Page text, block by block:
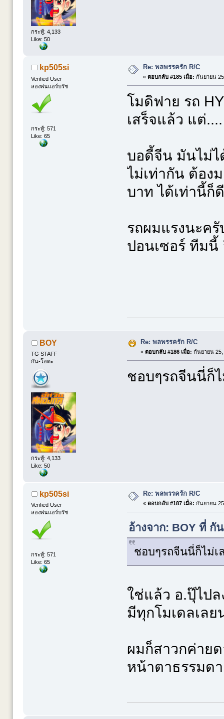
กระทู้: 4,133
Like: 50
kp505si
Verified User
ลองพ่นแอร์บรัช
กระทู้: 571
Like: 65
Re: พลพรรครัก R/C
« ตอบกลับ #185 เมื่อ: กันยายน
โมดิฟาย รถ
เสร็จแล้ว แต่....
บอดี้จีน มันไม่ไ
ไม่เท่ากัน ต้อง
บาท ได้เท่านี้ก็
รถผมแรงนะค
ปอนเซอร์ ทีมนี้
BOY
TG STAFF
กัน-โอตะ
กระทู้: 4,133
Like: 50
Re: พลพรรครัก R/C
« ตอบกลับ #186 เมื่อ: กันยายน 25,
ชอบๆรถจีนนี่ก็ไ
kp505si
Verified User
ลองพ่นแอร์บรัช
กระทู้: 571
Like: 65
Re: พลพรรครัก R/C
« ตอบกลับ #187 เมื่อ: กันยายน
อ้างจาก: BOY ที่ กั
ชอบๆรถจีนนี่ก็ไม่เ
ใช่แล้ว อ.ปุ๊ไป
มีทุกโมเดลเลย
ผมก็สาวกค่าย
หน้าตาธรรมด